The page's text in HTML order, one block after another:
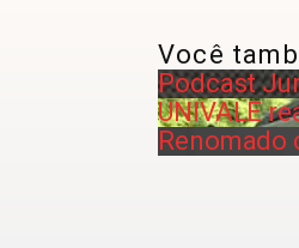
Você
Podcast
UNIVALE
Renomado